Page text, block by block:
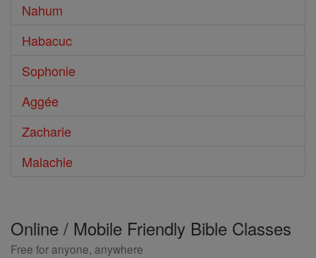
Nahum
Habacuc
Sophonie
Aggée
Zacharie
Malachie
Online / Mobile Friendly Bible Classes
Free for anyone, anywhere